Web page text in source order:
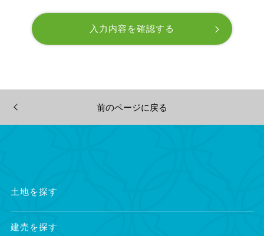
前のページに戻る
土地を探す
建売を探す